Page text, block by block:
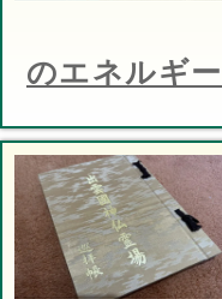
のエネルギ